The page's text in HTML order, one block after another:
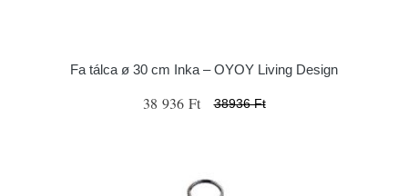
Fa tálca ø 30 cm Inka – OYOY Living Design
38 936 Ft 38936 Ft